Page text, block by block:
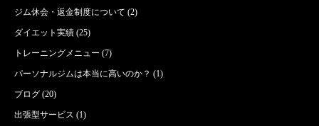
ジム休会・返金制度について (2)
ダイエット実績 (25)
トレーニングメニュー (7)
パーソナルジムは本当に高いのか？ (1)
ブログ (20)
出張型サービス (1)